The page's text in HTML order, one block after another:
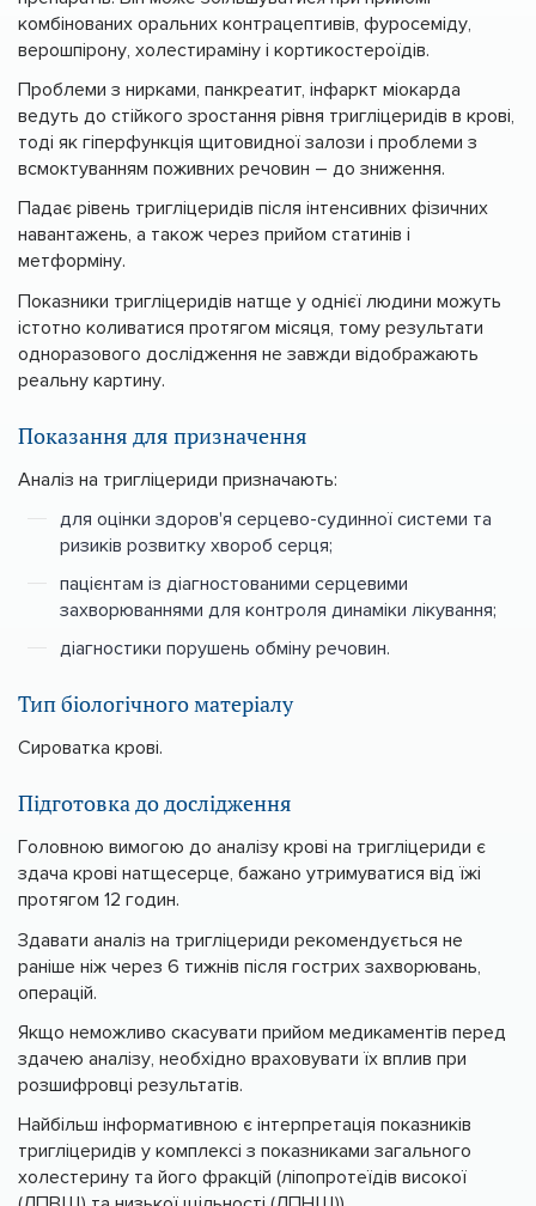
комбінованих оральних контрацептивів, фуросеміду,
верошпірону, холестираміну і кортикостероїдів.
Проблеми з нирками, панкреатит, інфаркт міокарда
ведуть до стійкого зростання рівня тригліцеридів в крові,
тоді як гіперфункція щитовидної залози і проблеми з
всмоктуванням поживних речовин – до зниження.
Падає рівень тригліцеридів після інтенсивних фізичних
навантажень, а також через прийом статинів і
метформіну.
Показники тригліцеридів натще у однієї людини можуть
істотно коливатися протягом місяця, тому результати
одноразового дослідження не завжди відображають
реальну картину.
Показання для призначення
Аналіз на тригліцериди призначають:
для оцінки здоров'я серцево-судинної системи та
ризиків розвитку хвороб серця;
пацієнтам із діагностованими серцевими
захворюваннями для контроля динаміки лікування;
діагностики порушень обміну речовин.
Тип біологічного матеріалу
Сироватка крові.
Підготовка до дослідження
Головною вимогою до аналізу крові на тригліцериди є
здача крові натщесерце, бажано утримуватися від їжі
протягом 12 годин.
Здавати аналіз на тригліцериди рекомендується не
раніше ніж через 6 тижнів після гострих захворювань,
операцій.
Якщо неможливо скасувати прийом медикаментів перед
здачею аналізу, необхідно враховувати їх вплив при
розшифровці результатів.
Найбільш інформативною є інтерпретація показників
тригліцеридів у комплексі з показниками загального
холестерину та його фракцій (ліпопротеїдів високої